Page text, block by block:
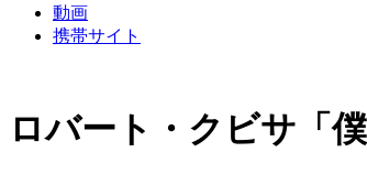
動画
携帯サイト
ロバート・クビサ「